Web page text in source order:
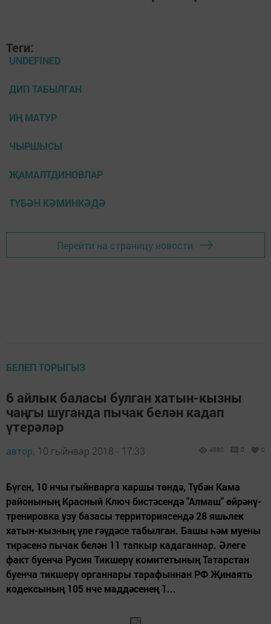
Теги:
UNDEFINED
ДИП ТАБЫЛГАН
ИҢ МАТУР
ЧЫРШЫСЫ
ҖАМАЛТДИНОВЛАР
ТҮБӘН КӘМИНКӘДӘ
Перейти на страницу новости
БЕЛЕП ТОРЫГЫЗ
6 айлык баласы булган хатын-кызны
чаңгы шуганда пычак белән кадап
үтерәләр
автор, 10 гыйнвар 2018 - 17:33 4880 0 0
Бүген, 10 нчы гыйнварга каршы төндә, Түбән Кама
районының Красный Ключ бистәсендә "Алмаш" өйрәнү-
тренировка узу базасы территориясендә 28 яшьлек
хатын-кызның үле гәүдәсе табылган. Башы һәм муены
тирәсенә пычак белән 11 тапкыр кадаганнар. Әлеге
факт буенча Русия Тикшерү комитетының Татарстан
буенча тикшерү органнары тарафыннан РФ Җинаять
кодексының 105 нче маддәсенең 1...